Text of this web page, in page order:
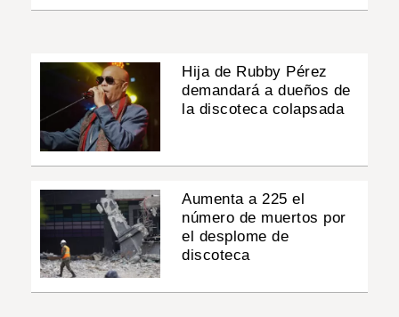
Hija de Rubby Pérez
demandará a dueños de
la discoteca colapsada
Aumenta a 225 el
número de muertos por
el desplome de
discoteca